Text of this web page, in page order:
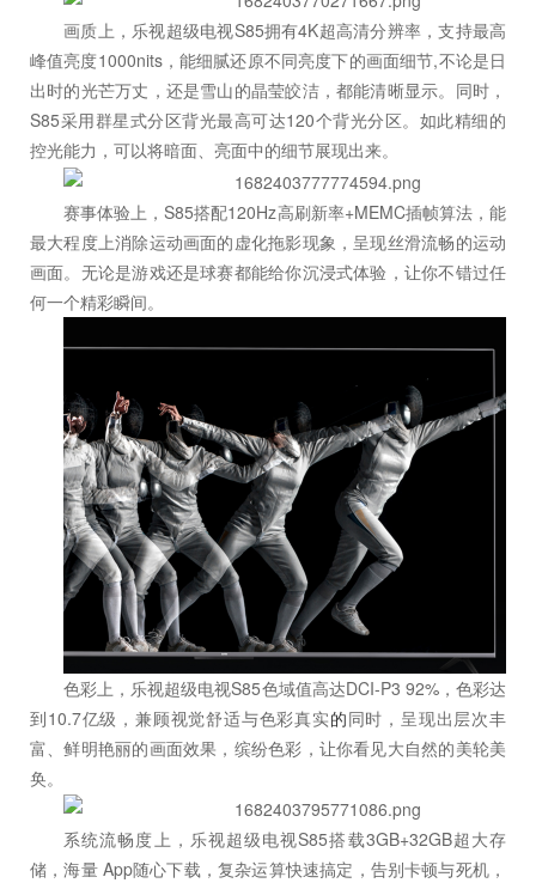
画质上，乐视超级电视S85拥有4K超高清分辨率，支持最高
峰值亮度1000nits，能细腻还原不同亮度下的画面细节,不论是日
出时的光芒万丈，还是雪山的晶莹皎洁，都能清晰显示。同时，
S85采用群星式分区背光最高可达120个背光分区。如此精细的
控光能力，可以将暗面、亮面中的细节展现出来。
赛事体验上，S85搭配120Hz高刷新率+MEMC插帧算法，能
最大程度上消除运动画面的虚化拖影现象，呈现丝滑流畅的运动
画面。无论是游戏还是球赛都能给你沉浸式体验，让你不错过任
何一个精彩瞬间。
色彩上，乐视超级电视S85色域值高达DCI-P3 92%，色彩达
到10.7亿级，兼顾视觉舒适与色彩真实的同时，呈现出层次丰
富、鲜明艳丽的画面效果，缤纷色彩，让你看见大自然的美轮美
奂。
系统流畅度上，乐视超级电视S85搭载3GB+32GB超大存
储，海量 App随心下载，复杂运算快速搞定，告别卡顿与死机，